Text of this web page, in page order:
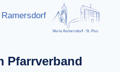
Pfarrverband